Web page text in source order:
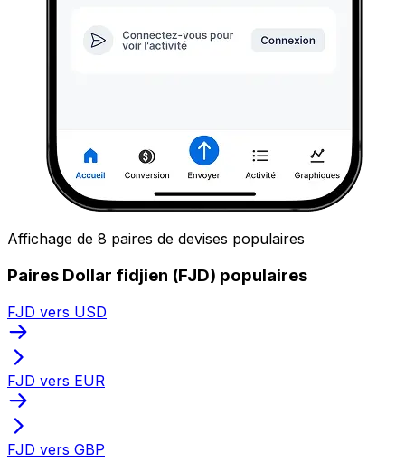
Affichage de 8 paires de devises populaires
Paires Dollar fidjien (FJD) populaires
FJD vers USD
FJD vers EUR
FJD vers GBP